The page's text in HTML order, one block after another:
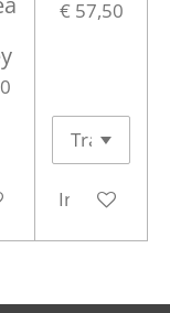
€ 57,50
In